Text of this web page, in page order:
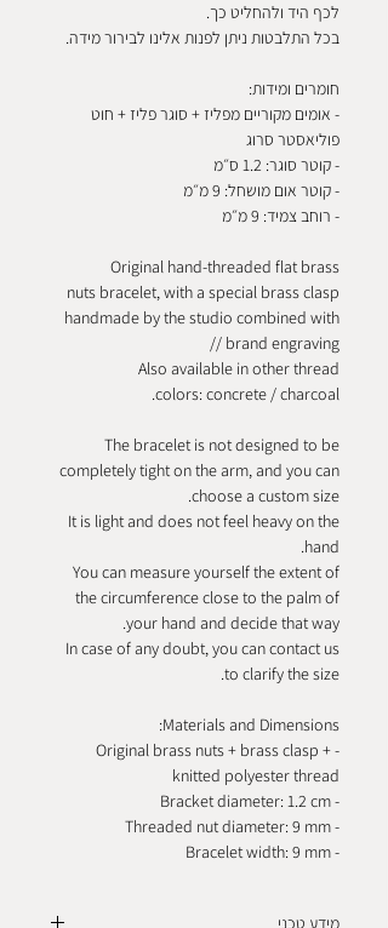
לכף היד ולהחליט כך.
בכל התלבטות ניתן לפנות אלינו לבירור מידה.
חומרים ומידות:
- אומים מקוריים מפליז + סוגר פליז + חוט
פוליאסטר סרוג
- קוטר סוגר: 1.2 ס״מ
- קוטר אום מושחל: 9 מ״מ
- רוחב צמיד: 9 מ״מ
Original hand-threaded flat brass
nuts bracelet, with a special brass clasp
handmade by the studio combined with
brand engraving //
Also available in other thread
colors: concrete / charcoal.
The bracelet is not designed to be
completely tight on the arm, and you can
choose a custom size.
It is light and does not feel heavy on the
hand.
You can measure yourself the extent of
the circumference close to the palm of
your hand and decide that way.
In case of any doubt, you can contact us
to clarify the size.
Materials and Dimensions:
- Original brass nuts + brass clasp +
knitted polyester thread
- Bracket diameter: 1.2 cm
- Threaded nut diameter: 9 mm
- Bracelet width: 9 mm
מידע טכני